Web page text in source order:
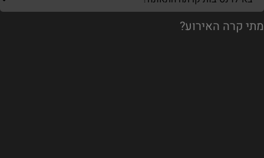
מתי קרה האירוע?